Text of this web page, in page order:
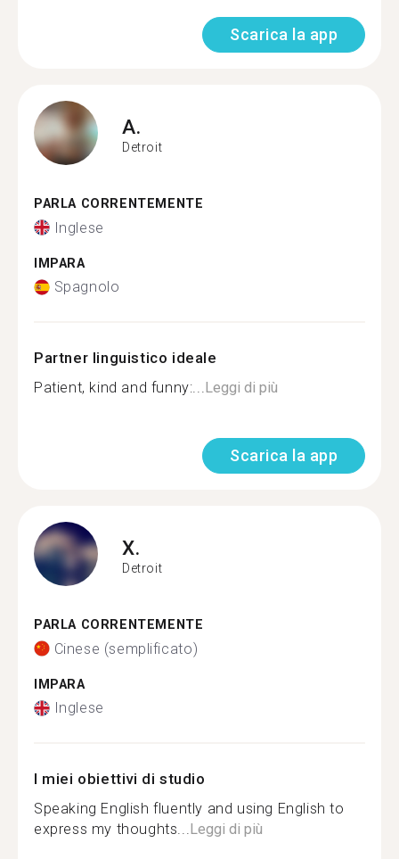
Scarica la app
A.
Detroit
PARLA CORRENTEMENTE
Inglese
IMPARA
Spagnolo
Partner linguistico ideale
Patient, kind and funny:...Leggi di più
Scarica la app
X.
Detroit
PARLA CORRENTEMENTE
Cinese (semplificato)
IMPARA
Inglese
I miei obiettivi di studio
Speaking English fluently and using English to
express my thoughts...Leggi di più